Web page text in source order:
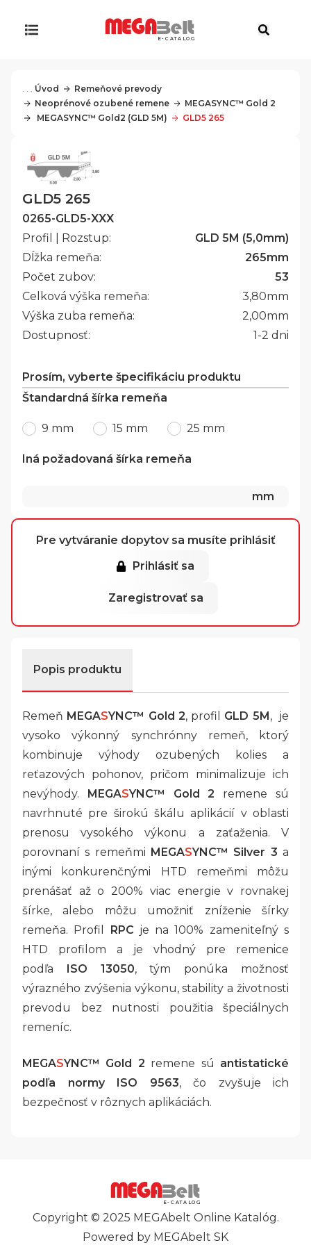
E-CATALOG
. . . Úvod
Remeňové prevody
Neoprénové ozubené remene
MEGASYNC™ Gold 2
MEGASYNC™ Gold2 (GLD 5M)
GLD5 265
GLD5 265
0265-GLD5-XXX
Profil | Rozstup:
GLD 5M (5,0mm)
Dĺžka remeňa:
265mm
Počet zubov:
53
Celková výška remeňa:
3,80mm
Výška zuba remeňa:
2,00mm
Dostupnosť:
1-2 dni
Prosím, vyberte špecifikáciu produktu
Štandardná šírka remeňa
9 mm 15 mm 25 mm
Iná požadovaná šírka remeňa
mm
Pre vytváranie dopytov sa musíte prihlásiť
Prihlásiť sa
Zaregistrovať sa
Popis produktu
Remeň MEGASYNC™ Gold 2, profil GLD 5M , je
vysoko výkonný synchrónny remeň, ktorý
kombinuje výhody ozubených kolies a
reťazových pohonov, pričom minimalizuje ich
nevýhody.
MEGASYNC™ Gold 2 remene sú
navrhnuté pre širokú škálu aplikácií v oblasti
prenosu vysokého výkonu a zaťaženia. V
porovnaní s remeňmi MEGASYNC™ Silver 3 a
inými konkurenčnými HTD remeňmi môžu
prenášať až o 200% viac energie v rovnakej
šírke, alebo môžu umožniť zníženie šírky
remeňa. Profil
RPC je na 100% zameniteľný s
HTD profilom a je vhodný pre remenice
podľa
ISO 13050, tým ponúka možnosť
výrazného zvýšenia výkonu, stability a životnosti
prevodu bez nutnosti použitia špeciálnych
remeníc.
MEGASYNC™ Gold 2 remene sú antistatické
podľa normy ISO 9563, čo zvyšuje ich
bezpečnosť v rôznych aplikáciách.
E-CATALOG
Copyright © 2025 MEGAbelt Online Katalóg.
Powered by MEGAbelt SK